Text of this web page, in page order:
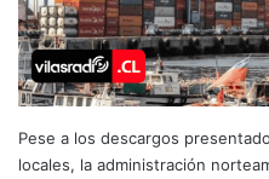
Pese a los descargos
locales, la administración